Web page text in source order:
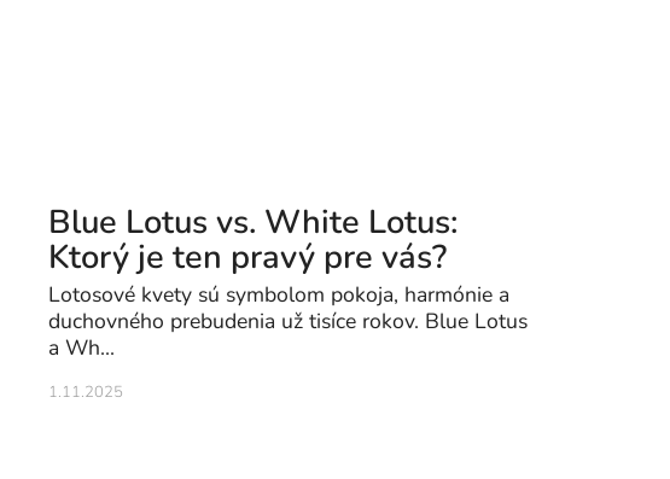
Blue Lotus vs. White Lotus:
Ktorý je ten pravý pre vás?
1.11.2025
Lotosové kvety sú symbolom pokoja, harmónie a
duchovného prebudenia už tisíce rokov. Blue Lotus
a Wh...